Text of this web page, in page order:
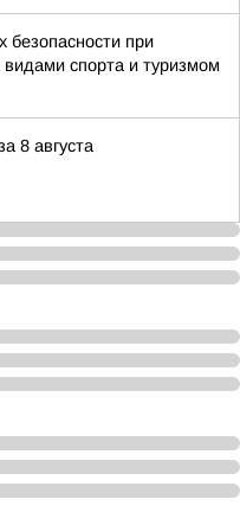
при
видами спорта и туризмом
8 августа